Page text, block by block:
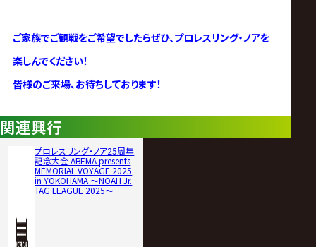
ご家族でご観戦をご希望でしたらぜひ、プロレスリング・ノアを
楽しんでください！
皆様のご来場、お待ちしております！
関連興行
プロレスリング・ノア25周年
記念大会 ABEMA presents
MEMORIAL VOYAGE 2025
in YOKOHAMA ～NOAH Jr.
TAG LEAGUE 2025～